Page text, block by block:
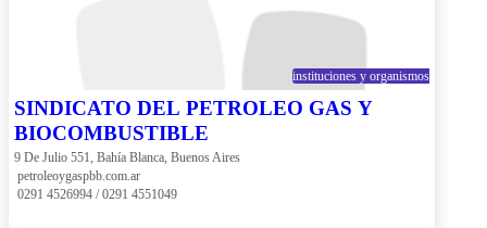
instituciones y organismos
SINDICATO DEL PETROLEO GAS Y
BIOCOMBUSTIBLE
9 De Julio 551, Bahía Blanca, Buenos Aires
petroleoygaspbb.com.ar
0291 4526994 / 0291 4551049